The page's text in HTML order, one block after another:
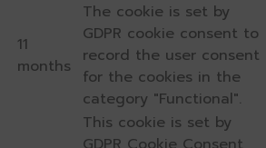
11
months
The cookie is set by
GDPR cookie consent to
record the user consent
for the cookies in the
category "Functional".
This cookie is set by